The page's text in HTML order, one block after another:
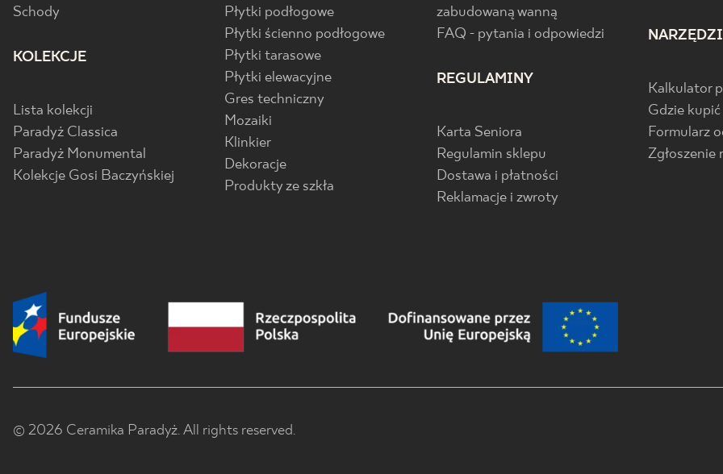
Schody
KOLEKCJE
Lista kolekcji
Paradyż Classica
Paradyż Monumental
Kolekcje Gosi Baczyńskiej
Płytki podłogowe
Płytki ścienno podłogowe
Płytki tarasowe
Płytki elewacyjne
Gres techniczny
Mozaiki
Klinkier
Dekoracje
Produkty ze szkła
zabudowaną wanną
FAQ - pytania i odpowiedzi
REGULAMINY
Karta Seniora
Regulamin sklepu
Dostawa i płatności
Reklamacje i zwroty
Kalkulator
Gdzie kupić
Formularz
Zgłoszenie
© 2026 Ceramika Paradyż. All rights reserved.